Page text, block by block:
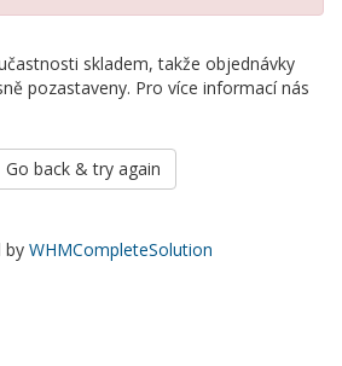
skladem, takže objednávky
pozastaveny. Pro více informací nás
back & try again
by WHMCompleteSolution